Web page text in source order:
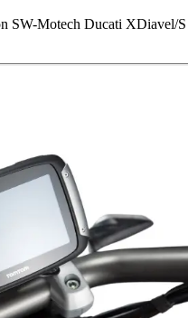
SW-Motech Ducati XDiavel/S